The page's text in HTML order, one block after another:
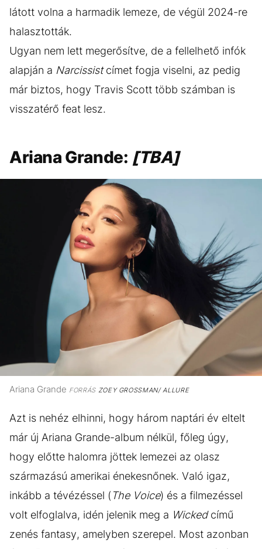
látott volna a harmadik lemeze, de végül 2024-re
halasztották.
Ugyan nem lett megerősítve, de a fellelhető infók
alapján a Narcissistcímet fogja viselni, az pedig
már biztos, hogy Travis Scott több számban is
visszatérő feat lesz.
Ariana Grande: [TBA]
Ariana Grande FORRÁSZOEY GROSSMAN/ ALLURE
Azt is nehéz elhinni, hogy három naptári év eltelt
már új Ariana Grande-album nélkül, főleg úgy,
hogy előtte halomra jöttek lemezei az olasz
származású amerikai énekesnőnek. Való igaz,
inkább a tévézéssel ( The Voice) és a filmezéssel
volt elfoglalva, idén jelenik meg a Wickedcímű
zenés fantasy, amelyben szerepel. Most azonban